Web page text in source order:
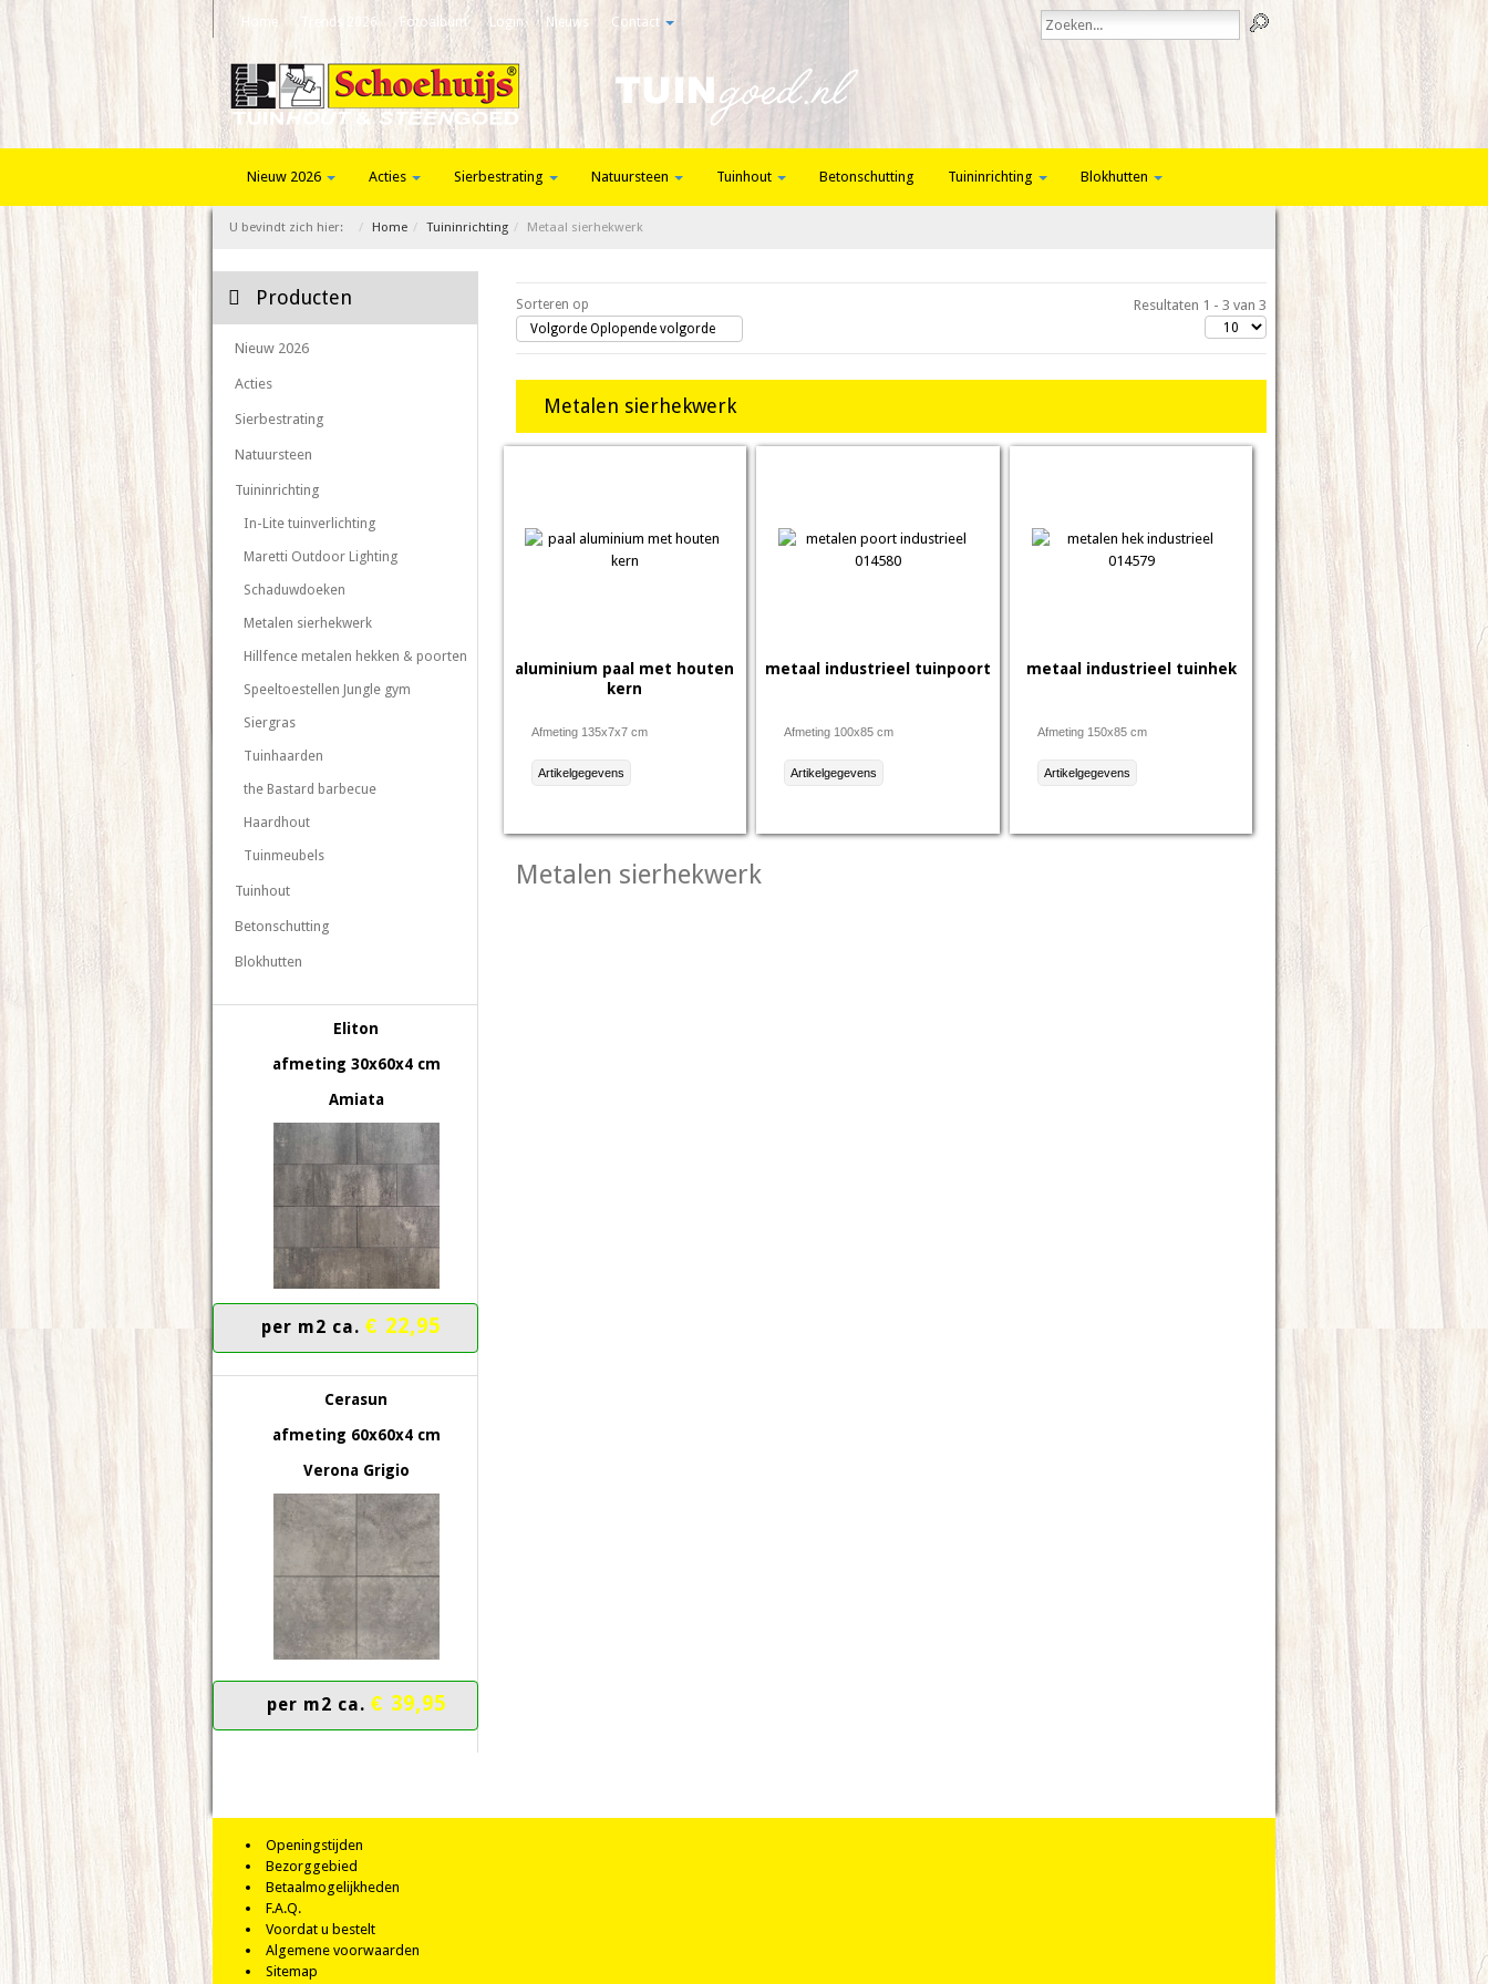
Home Trends 2026 Fotoalbum Login Nieuws Contact
Nieuw 2026 Acties Sierbestrating Natuursteen Tuinhout Betonschutting Tuininrichting Blokhutten
U bevindt zich hier: Home Tuininrichting Metaal sierhekwerk
Producten
Nieuw 2026
Acties
Sierbestrating
Natuursteen
Tuininrichting
In-Lite tuinverlichting
Maretti Outdoor Lighting
Schaduwdoeken
Metalen sierhekwerk
Hillfence metalen hekken & poorten
Speeltoestellen Jungle gym
Siergras
Tuinhaarden
the Bastard barbecue
Haardhout
Tuinmeubels
Tuinhout
Betonschutting
Blokhutten
Eliton
afmeting 30x60x4 cm
Amiata
per m2 ca. € 22,95
Cerasun
afmeting 60x60x4 cm
Verona Grigio
per m2 ca. € 39,95
Sorteren op
Volgorde Oplopende volgorde
Resultaten 1 - 3 van 3
Metalen sierhekwerk
aluminium paal met houten
kern
Afmeting 135x7x7 cm
Artikelgegevens
metaal industrieel tuinpoort
Afmeting 100x85 cm
Artikelgegevens
metaal industrieel tuinhek
Afmeting 150x85 cm
Artikelgegevens
Metalen sierhekwerk
Openingstijden
Bezorggebied
Betaalmogelijkheden
F.A.Q.
Voordat u bestelt
Algemene voorwaarden
Sitemap